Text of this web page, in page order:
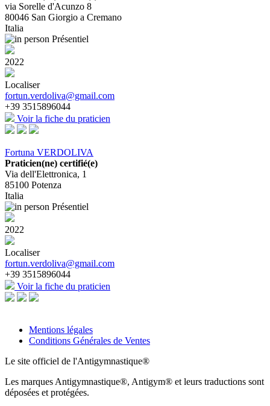
via Sorelle d'Acunzo 8
80046 San Giorgio a Cremano
Italia
Présentiel
2022
Localiser
fortun.verdoliva@gmail.com
+39 3515896044
Voir la fiche du praticien
Fortuna VERDOLIVA
Praticien(ne) certifié(e)
Via dell'Elettronica, 1
85100 Potenza
Italia
Présentiel
2022
Localiser
fortun.verdoliva@gmail.com
+39 3515896044
Voir la fiche du praticien
Mentions légales
Conditions Générales de Ventes
Le site officiel de l'Antigymnastique®
Les marques Antigymnastique®, Antigym® et leurs traductions sont
déposées et protégées.